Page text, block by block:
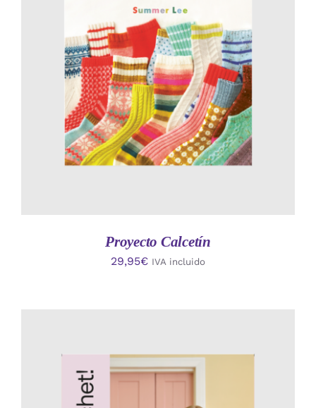
AÑADIR AL CARRITO
/
DETALLES
Proyecto Calcetín
29,95€ IVA incluido